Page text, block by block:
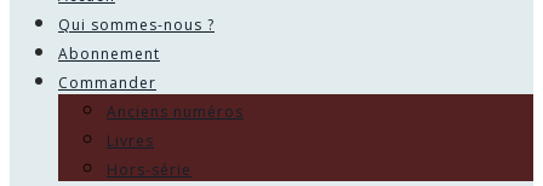
Qui sommes-nous ?
Abonnement
Commander
Anciens numéros
Livres
Hors-série